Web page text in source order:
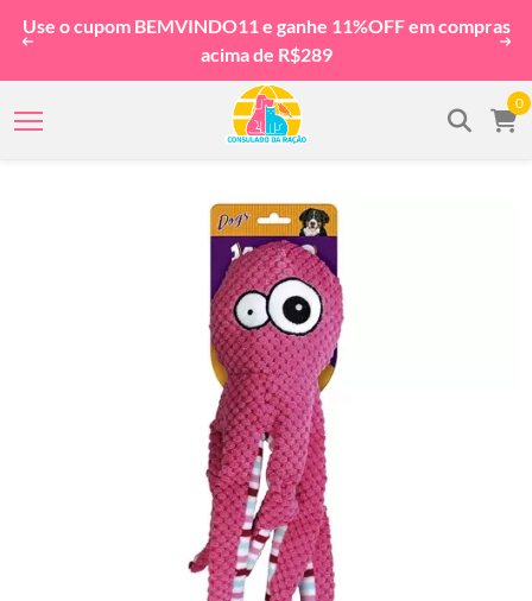
Use o cupom BEMVINDO11 e ganhe 11%OFF em compras
acima de R$289
0